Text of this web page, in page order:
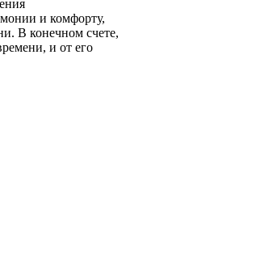
и комфорту,
В конечном счете,
и от его